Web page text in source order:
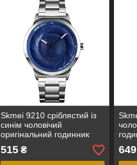
Skmei 9210 сріблястий із
синім чоловічий
оригінальний годинник
515₴ 649